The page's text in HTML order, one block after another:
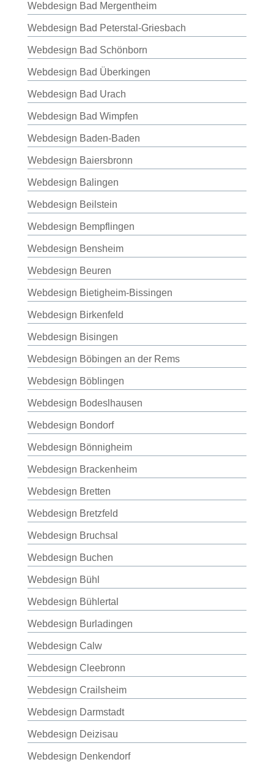
Webdesign Bad Mergentheim
Webdesign Bad Peterstal-Griesbach
Webdesign Bad Schönborn
Webdesign Bad Überkingen
Webdesign Bad Urach
Webdesign Bad Wimpfen
Webdesign Baden-Baden
Webdesign Baiersbronn
Webdesign Balingen
Webdesign Beilstein
Webdesign Bempflingen
Webdesign Bensheim
Webdesign Beuren
Webdesign Bietigheim-Bissingen
Webdesign Birkenfeld
Webdesign Bisingen
Webdesign Böbingen an der Rems
Webdesign Böblingen
Webdesign Bodeslhausen
Webdesign Bondorf
Webdesign Bönnigheim
Webdesign Brackenheim
Webdesign Bretten
Webdesign Bretzfeld
Webdesign Bruchsal
Webdesign Buchen
Webdesign Bühl
Webdesign Bühlertal
Webdesign Burladingen
Webdesign Calw
Webdesign Cleebronn
Webdesign Crailsheim
Webdesign Darmstadt
Webdesign Deizisau
Webdesign Denkendorf